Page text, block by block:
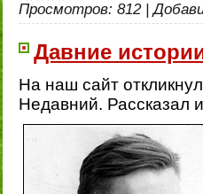
Просмотров: 812 |
Давние
На наш сайт
Недавний. Рассказал